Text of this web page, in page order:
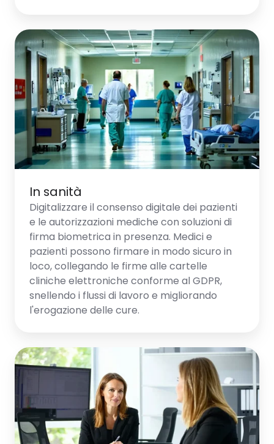
In sanità
Digitalizzare il consenso digitale dei pazienti
e le autorizzazioni mediche con soluzioni di
firma biometrica in presenza. Medici e
pazienti possono firmare in modo sicuro in
loco, collegando le firme alle cartelle
cliniche elettroniche conforme al GDPR,
snellendo i flussi di lavoro e migliorando
l'erogazione delle cure.
In
sanità